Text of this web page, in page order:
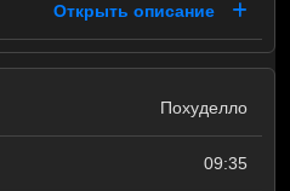
Открыть описание
Похуделло
09:35